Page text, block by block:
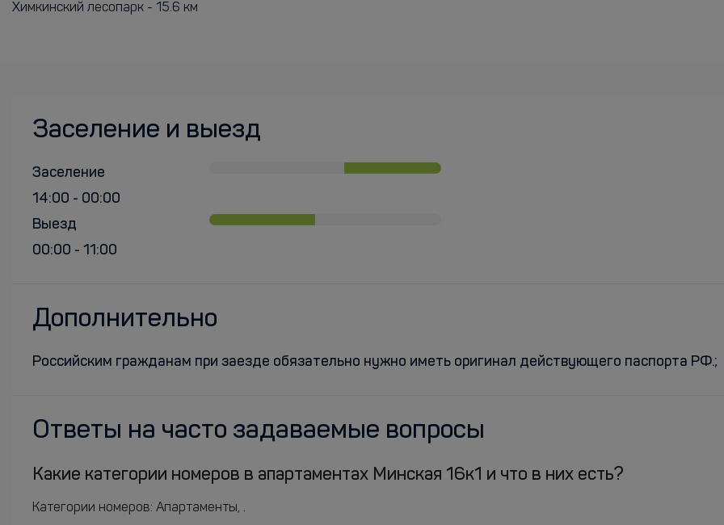
Химкинский лесопарк - 15.6 км
Заселение и выезд
Заселение
14:00 - 00:00
Выезд
00:00 - 11:00
Дополнительно
Российским гражданам при заезде обязательно нужно иметь оригинал действующего паспорта РФ.;
Ответы на часто задаваемые вопросы
Какие категории номеров в апартаментах Минская 16к1 и что в них есть?
Категории номеров: Апартаменты, .